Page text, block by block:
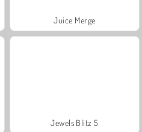
Juice Merge
Jewels Blitz 5